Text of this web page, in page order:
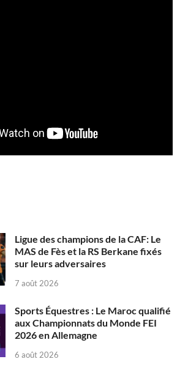
Ligue des champions de la CAF: Le
MAS de Fès et la RS Berkane fixés
sur leurs adversaires
7 août 2026
Sports Équestres : Le Maroc qualifié
aux Championnats du Monde FEI
2026 en Allemagne
6 août 2026